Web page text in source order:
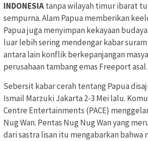
INDONESIAtanpa wilayah timur ibarat
sempurna. Alam Papua memberikan
Papua juga menyimpan kekayaan
luar lebih sering mendengar kabar
antara lain konflik berkepanjangan
perusahaan tambang emas Freeport
Sebersit kabar cerah tentang Papua
Ismail Marzuki Jakarta 2-3 Mei lalu.
Centre Entertainments (PACE)
Nug Wan. Pentas Nug Nug Wan yang
dari sastra lisan itu mengabarkan bahwa